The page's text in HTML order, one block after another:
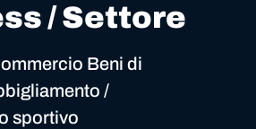
/ Settore
Beni di
/
sportivo